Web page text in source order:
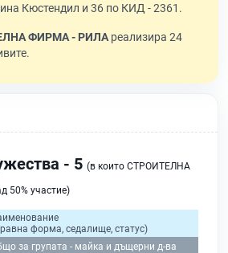
Кюстендил и 36 по КИД - 2361.
ФИРМА - РИЛАреализира 24
- 5 (в които СТРОИТЕЛНА
участие)
форма, седалище, статус)
за групата - майка и дъщерни д-ва